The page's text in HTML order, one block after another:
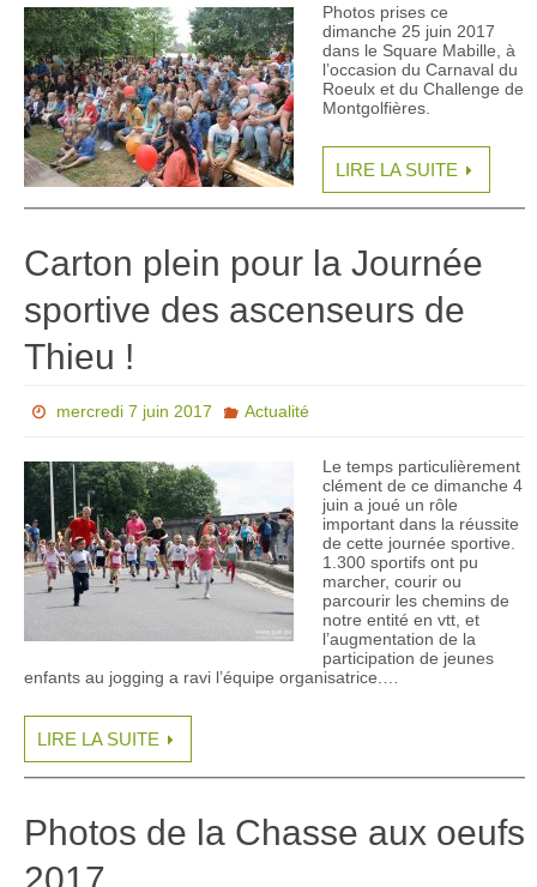
Photos prises ce
dimanche 25 juin 2017
dans le Square Mabille, à
l’occasion du Carnaval du
Roeulx et du Challenge de
Montgolfières.
LIRE LA SUITE
Carton plein pour la Journée
sportive des ascenseurs de
Thieu !
mercredi 7 juin 2017 Actualité
Le temps particulièrement
clément de ce dimanche 4
juin a joué un rôle
important dans la réussite
de cette journée sportive.
1.300 sportifs ont pu
marcher, courir ou
parcourir les chemins de
notre entité en vtt, et
l’augmentation de la
participation de jeunes
enfants au jogging a ravi l’équipe organisatrice.…
LIRE LA SUITE
Photos de la Chasse aux oeufs
2017